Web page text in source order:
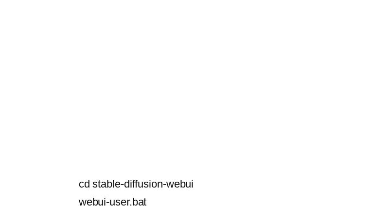
cd stable-diffusion-webui
webui-user.bat